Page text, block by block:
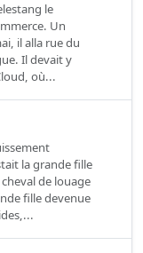
le
Un
il alla rue du
Il devait y
où...
la grande fille
de louage
fille devenue